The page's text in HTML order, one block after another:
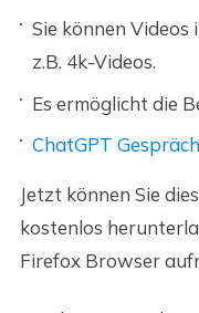
Sie können
z.B. 4k-Videos.
Es ermöglicht die
ChatGPT
Jetzt können Sie
kostenlos
Firefox Browser